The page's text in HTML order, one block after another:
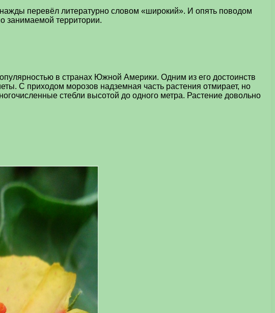
перевёл литературно словом «широкий». И опять поводом
занимаемой территории.
в странах Южной Америки. Одним из его достоинств
С приходом морозов надземная часть растения отмирает, но
стебли высотой до одного метра. Растение довольно